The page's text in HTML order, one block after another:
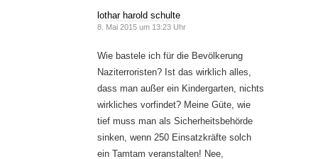
lothar harold schulte
8. Mai 2015 um 13:23 Uhr
Wie bastele ich für die Bevölkerung
Naziterroristen? Ist das wirklich alles,
dass man außer ein Kindergarten, nichts
wirkliches vorfindet? Meine Güte, wie
tief muss man als Sicherheitsbehörde
sinken, wenn 250 Einsatzkräfte solch
ein Tamtam veranstalten! Nee,